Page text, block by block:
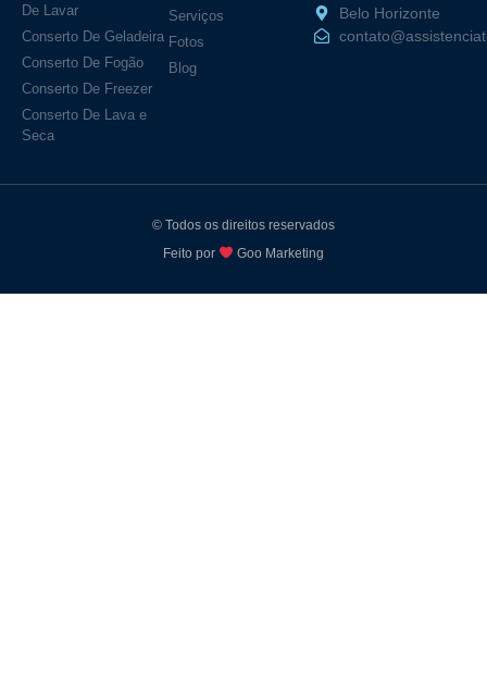
De Lavar
Conserto De Geladeira
Conserto De Fogão
Conserto De Freezer
Conserto De Lava e
Seca
Serviços
Fotos
Blog
Belo Horizonte
© Todos os direitos reservados
Feito por
Goo Marketing